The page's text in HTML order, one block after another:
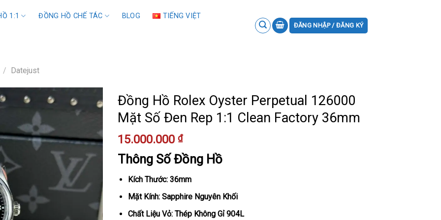
1:1 ĐỒNG HỒ CHẾ TÁC BLOG TIẾNG VIỆT
ĐĂNG NHẬP / ĐĂNG KÝ
/ Datejust
Đồng Hồ Rolex Oyster Perpetual 126000
Mặt Số Đen Rep 1:1 Clean Factory 36mm
15.000.000 ₫
Thông Số Đồng Hồ
Kích Thước: 36mm
Mặt Kính: Sapphire Nguyên Khối
Chất Liệu Vỏ: Thép Không Gỉ 904L